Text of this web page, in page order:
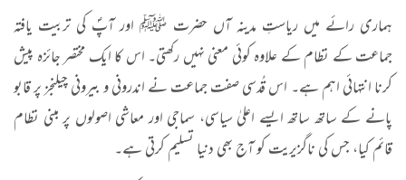
ہماری رائے میں ریاستِ مدینہ آں حضرت ﷺ اور آپؐ کی تربیت یافتہ
جماعت کے نظام کے علاوہ کوئی معنی نہیں رکھتی۔ اس کا ایک مختصر جائزہ پیش
کرنا انتہائی اہم ہے۔ اس قُدسی صفت جماعت نے اندرونی و بیرونی چیلنجز پر قابو
پانے کے ساتھ ساتھ ایسے اعلیٰ سیاسی، سماجی اور معاشی اصولوں پر مبنی نظام
قائم کیا، جس کی ناگزیریت کو آج بھی دنیا تسلیم کرتی ہے۔